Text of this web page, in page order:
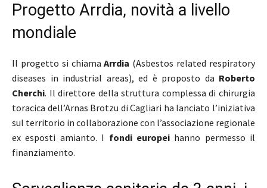
Progetto Arrdia, novità a livello
mondiale
Il progetto si chiamaArrdia (Asbestos related respiratory
diseases in industrial areas), ed è proposto da Roberto
Cherchi. Il direttore della struttura complessa di chirurgia
toracica dell’Arnas Brotzu di Cagliari ha lanciato l’iniziativa
sul territorio in collaborazione con l’associazione regionale
ex esposti amianto. I fondi europei hanno permesso il
finanziamento.